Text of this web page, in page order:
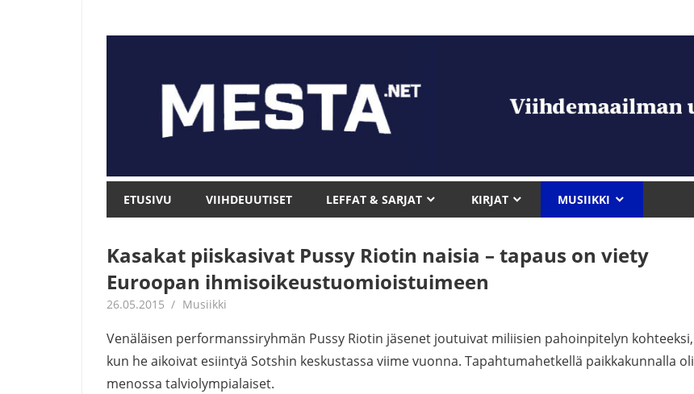
Mesta.net
ETUSIVU VIIHDEUUTISET LEFFAT & SARJAT KIRJAT MUSIIKKI
Kasakat piiskasivat Pussy Riotin naisia – tapaus on viety
Euroopan ihmisoikeustuomioistuimeen
26.05.2015 mestanet
Musiikki
Venäläisen performanssiryhmän Pussy Riotin jäsenet joutuivat miliisien pahoinpitelyn kohteeksi,
kun he aikoivat esiintyä Sotshin keskustassa viime vuonna. Tapahtumahetkellä paikkakunnalla oli
menossa talviolympialaiset.